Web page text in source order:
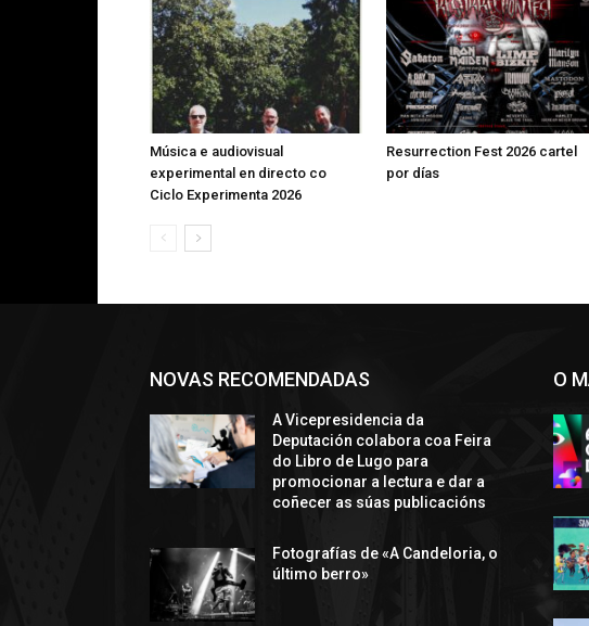
Música e audiovisual
experimental en directo co
Ciclo Experimenta 2026
Resurrection Fest 2026 cartel
por días
NOVAS RECOMENDADAS
A Vicepresidencia da
Deputación colabora coa Feira
do Libro de Lugo para
promocionar a lectura e dar a
coñecer as súas publicacións
Fotografías de «A Candeloria, o
último berro»
O